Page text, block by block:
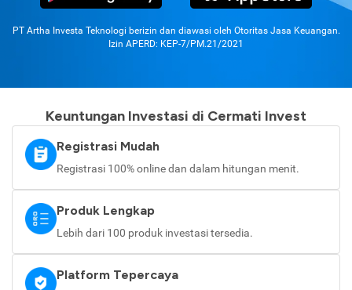
PT Artha Investa Teknologi berizin dan diawasi oleh Otoritas Jasa Keuangan.
Izin APERD: KEP-7/PM.21/2021
Keuntungan Investasi di Cermati Invest
Registrasi Mudah
Registrasi 100% online dan dalam hitungan menit.
Produk Lengkap
Lebih dari 100 produk investasi tersedia.
Platform Tepercaya